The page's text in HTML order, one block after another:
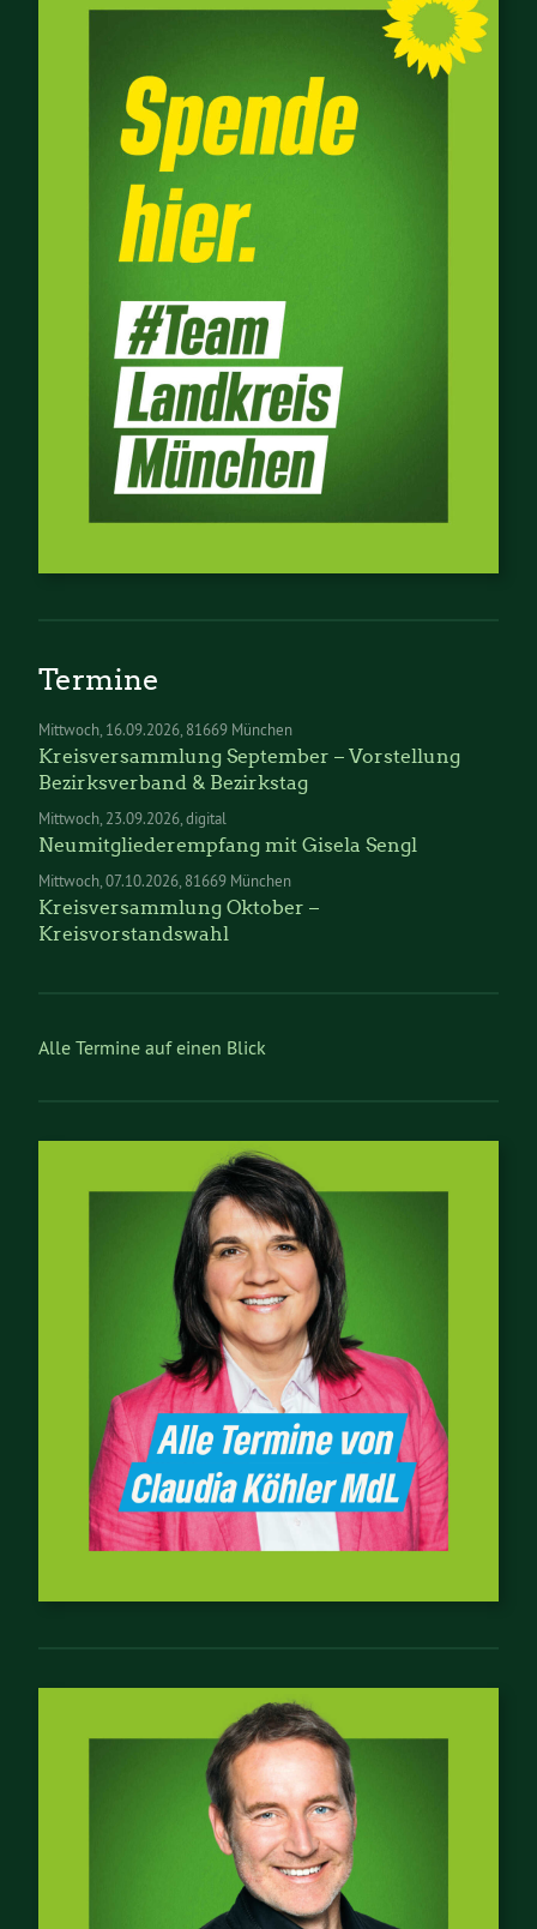
Termine
Mittwoch 16.09.2026 81669 München
Kreisversammlung September – Vorstellung
Bezirksverband & Bezirkstag
Mittwoch 23.09.2026 digital
Neumitgliederempfang mit Gisela Sengl
Mittwoch 07.10.2026 81669 München
Kreisversammlung Oktober –
Kreisvorstandswahl
Alle Termine auf einen Blick